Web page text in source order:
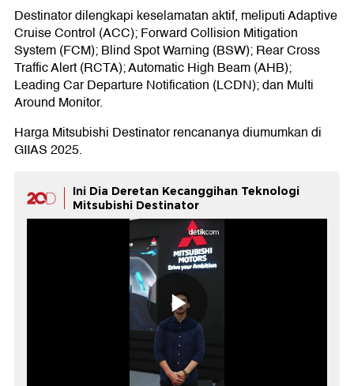
Destinator dilengkapi keselamatan aktif, meliputi Adaptive
Cruise Control (ACC); Forward Collision Mitigation
System (FCM); Blind Spot Warning (BSW); Rear Cross
Traffic Alert (RCTA); Automatic High Beam (AHB);
Leading Car Departure Notification (LCDN); dan Multi
Around Monitor.
Harga Mitsubishi Destinator rencananya diumumkan di
GIIAS 2025.
Ini Dia Deretan Kecanggihan Teknologi
Mitsubishi Destinator